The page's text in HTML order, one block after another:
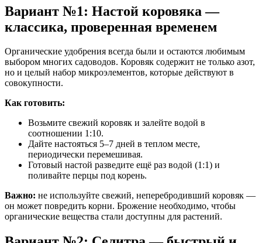
Вариант №1: Настой коровяка —
классика, проверенная временем
Органические удобрения всегда были и остаются любимым
выбором многих садоводов. Коровяк содержит не только азот,
но и целый набор микроэлементов, которые действуют в
совокупности.
Как готовить:
Возьмите свежий коровяк и залейте водой в
соотношении 1:10.
Дайте настояться 5–7 дней в теплом месте,
периодически перемешивая.
Готовый настой разведите ещё раз водой (1:1) и
поливайте перцы под корень.
Важно: не используйте свежий, неперебродивший коровяк —
он может повредить корни. Брожение необходимо, чтобы
органические вещества стали доступны для растений.